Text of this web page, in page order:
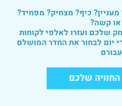
כיף? מצחיק? מפחיד?
קשה?
שלכם ועזרו לאלפי לקוחות
יום לבחור את החדר המושלם
עבורם
שלכם